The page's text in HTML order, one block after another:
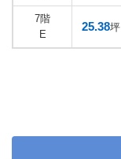
7階
E
25.38坪